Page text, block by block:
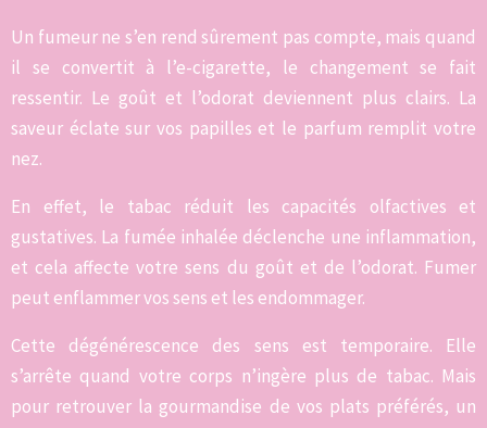
Un fumeur ne s’en rend sûrement pas compte, mais quand
il se convertit à l’e-cigarette, le changement se fait
ressentir. Le goût et l’odorat deviennent plus clairs. La
saveur éclate sur vos papilles et le parfum remplit votre
nez.
En effet, le tabac réduit les capacités olfactives et
gustatives. La fumée inhalée déclenche une inflammation,
et cela affecte votre sens du goût et de l’odorat. Fumer
peut enflammer vos sens et les endommager.
Cette dégénérescence des sens est temporaire. Elle
s’arrête quand votre corps n’ingère plus de tabac. Mais
pour retrouver la gourmandise de vos plats préférés, un